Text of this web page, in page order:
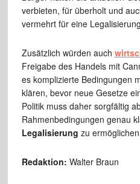
verbieten, für überholt und
vermehrt für eine
Zusätzlich würden auch
Freigabe des Handels mit
es komplizierte Bedingungen
klären, bevor neue Gesetze
Politik muss daher sorgfältig
Rahmenbedingungen genau
Legalisierung zu
Redaktion: Walter Braun